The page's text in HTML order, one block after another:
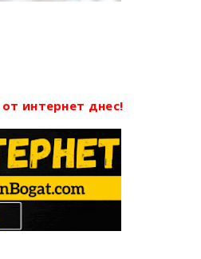
интернет днес!